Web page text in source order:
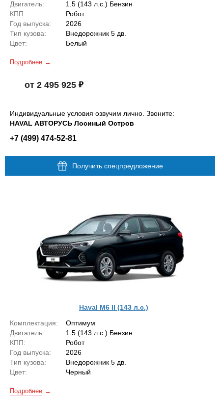
Двигатель:
1.5 (143 л.с.) Бензин
КПП:
Робот
Год выпуска:
2026
Тип кузова:
Внедорожник 5 дв.
Цвет:
Белый
Подробнее
от 2 495 925
Индивидуальные условия озвучим лично. Звоните:
HAVAL АВТОРУСЬ Лосиный Остров
+7 (499) 474-52-81
Получить спецпредложение
Haval M6 II (143 л.с.)
Комплектация:
Оптимум
Двигатель:
1.5 (143 л.с.) Бензин
КПП:
Робот
Год выпуска:
2026
Тип кузова:
Внедорожник 5 дв.
Цвет:
Черный
Подробнее